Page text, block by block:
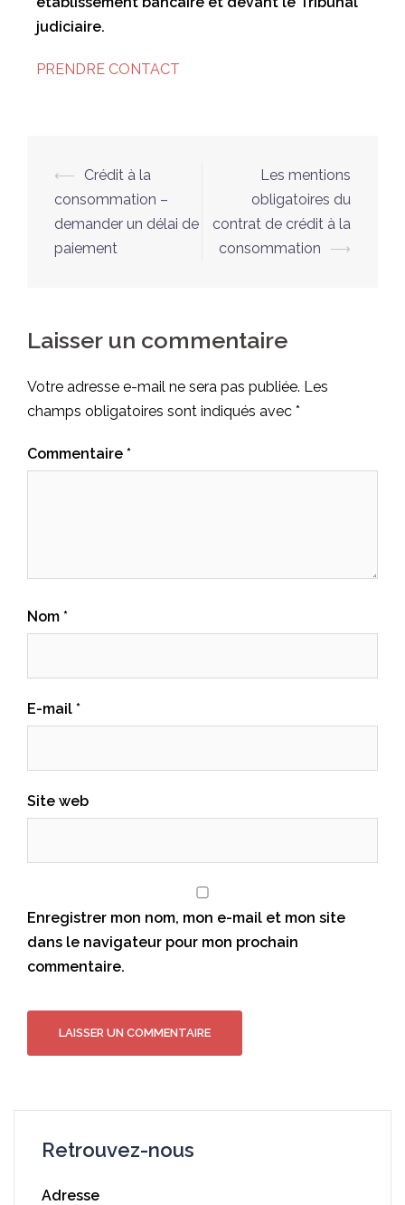
judiciaire.
PRENDRE CONTACT
⟵
Crédit à la
consommation –
demander un délai de
paiement
Les mentions
obligatoires du
contrat de crédit à la
consommation
⟶
Laisser un commentaire
Votre adresse e-mail ne sera pas publiée. Les
champs obligatoires sont indiqués avec *
Commentaire *
Nom *
E-mail *
Site web
Enregistrer mon nom, mon e-mail et mon site
dans le navigateur pour mon prochain
commentaire.
Retrouvez-nous
Adresse